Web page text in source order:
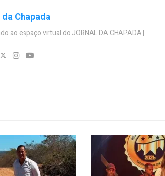
Chapada
ao espaço virtual do JORNAL DA CHAPADA |